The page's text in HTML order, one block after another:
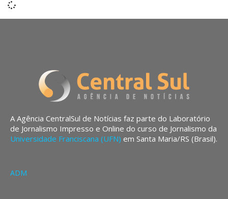
A Agência CentralSul de Notícias faz parte do Laboratório
de Jornalismo Impresso e Online do curso de Jornalismo da
Universidade Franciscana (UFN) em Santa Maria/RS (Brasil).
ADM